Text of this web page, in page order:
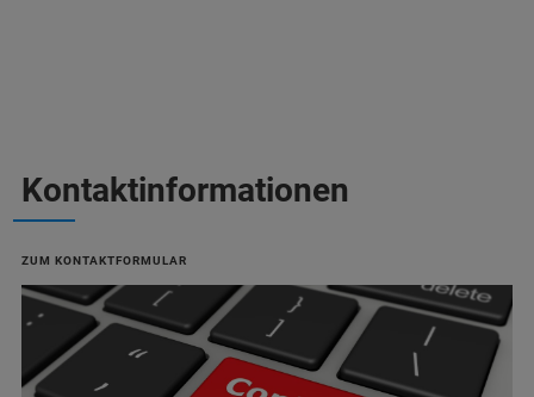
Kontaktinformationen
ZUM KONTAKTFORMULAR